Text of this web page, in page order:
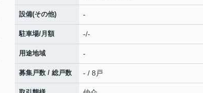
設備(その他) -
駐車場/月額 -/-
用途地域 -
募集戸数 / 総戸数 - / 8戸